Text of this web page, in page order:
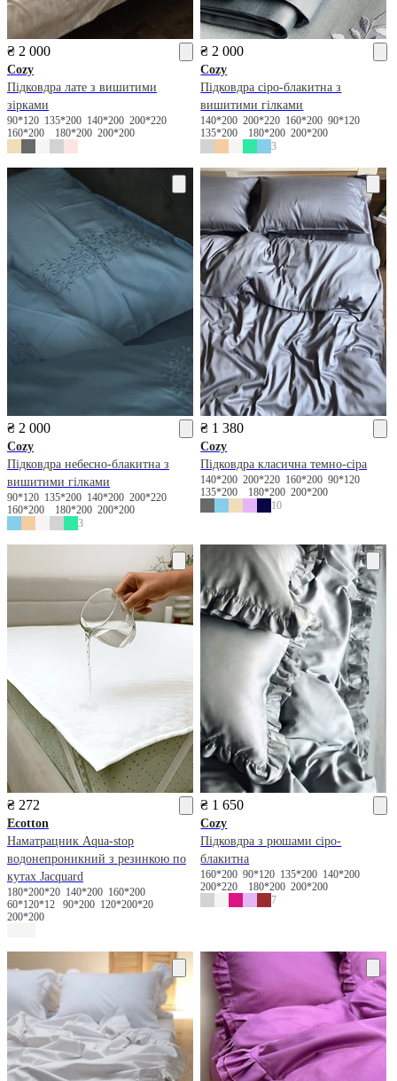
₴ 2 000
Cozy
Підковдра лате з вишитими
зірками
90*120 135*200 140*200 200*220
160*200
180*200 200*200
₴ 2 000
Cozy
Підковдра сіро-блакитна з
вишитими гілками
140*200200*220 160*20090*120
135*200
180*200200*200
3
₴ 2 000
Cozy
Підковдра небесно-блакитна з
вишитими гілками
90*120 135*200 140*200 200*220
160*200
180*200 200*200
3
₴ 1 380
Cozy
Підковдра класична темно-сіра
140*200200*220 160*20090*120
135*200
180*200200*200
10
₴ 272
Ecotton
Наматрацник Aqua-stop
водонепроникний з резинкою по
кутах Jacquard
180*200*20 140*200 160*200
60*120*12 90*200 120*200*20
200*200
₴ 1 650
Cozy
Підковдра з рюшами сіро-
блакитна
160*20090*120 135*200 140*200
200*220
180*200200*200
7